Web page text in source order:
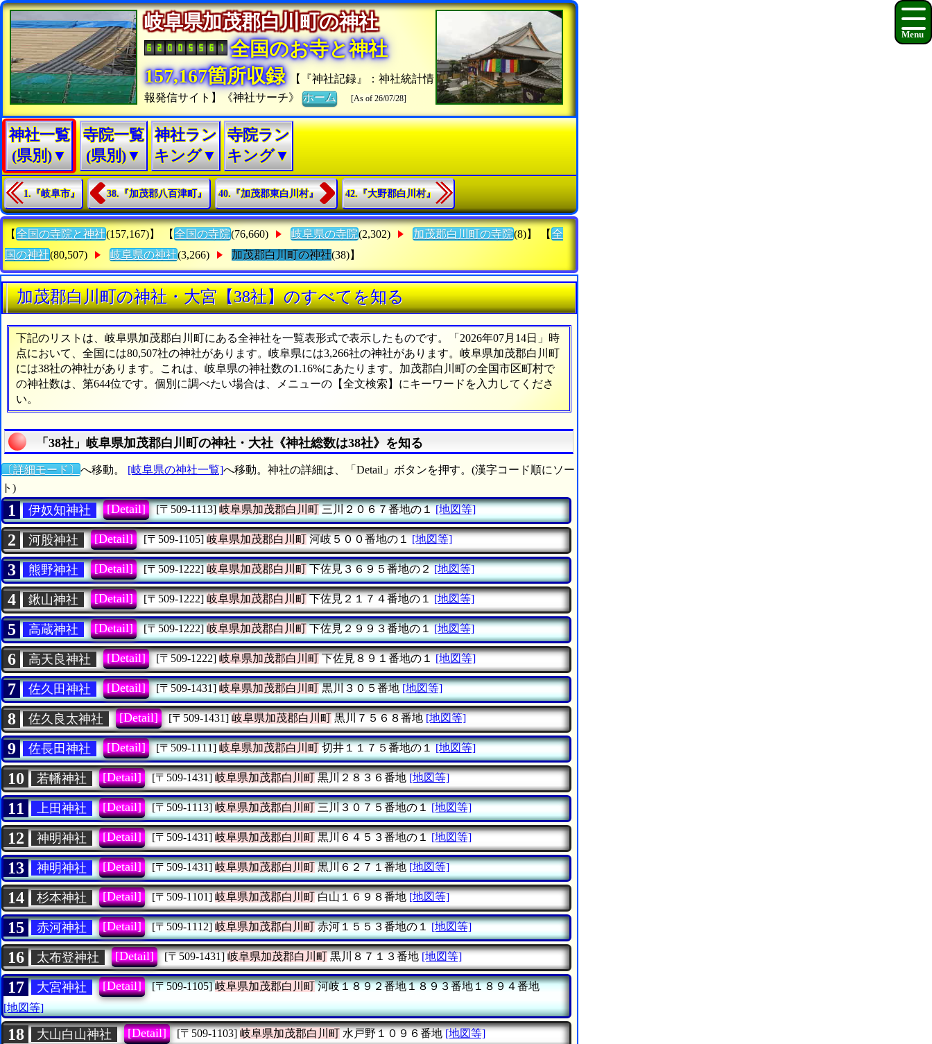
岐阜県加茂郡白川町の神社
全国のお寺と神社
157,167箇所収録
【『神社記録』：神社統計情
報発信サイト】《神社サーチ》ホーム [As of 26/07/28]
神社一覧
(県別)▼
寺院一覧
(県別)▼
神社ラン
キング▼
寺院ラン
キング▼
1.『岐阜市』 38.『加茂郡八百津町』 40.『加茂郡東白川村』 42.『大野郡白川村』
【 全国の寺院と神社(157,167)】 【 全国の寺院(76,660) 岐阜県の寺院(2,302) 加茂郡白川町の寺院(8)】 【 全
国の神社(80,507) 岐阜県の神社(3,266) 加茂郡白川町の神社(38)】
加茂郡白川町の神社・大宮【38社】のすべてを知る
下記のリストは、岐阜県加茂郡白川町にある全神社を一覧表形式で表示したものです。「2026年07月14日」時
点において、全国には80,507社の神社があります。岐阜県には3,266社の神社があります。岐阜県加茂郡白川町
には38社の神社があります。これは、岐阜県の神社数の1.16%にあたります。加茂郡白川町の全国市区町村で
の神社数は、第644位です。個別に調べたい場合は、メニューの【全文検索】にキーワードを入力してくださ
い。
「38社」岐阜県加茂郡白川町の神社・大社《神社総数は38社》を知る
〔詳細モード〕 へ移動。 [岐阜県の神社一覧]へ移動。神社の詳細は、「Detail」ボタンを押す。(漢字コード順にソー
ト)
1 伊奴知神社 [Detail] [〒509-1113] 岐阜県加茂郡白川町三川２０６７番地の１ [地図等]
2 河股神社 [Detail] [〒509-1105] 岐阜県加茂郡白川町河岐５００番地の１ [地図等]
3 熊野神社 [Detail] [〒509-1222] 岐阜県加茂郡白川町下佐見３６９５番地の２ [地図等]
4 鍬山神社 [Detail] [〒509-1222] 岐阜県加茂郡白川町下佐見２１７４番地の１ [地図等]
5 高蔵神社 [Detail] [〒509-1222] 岐阜県加茂郡白川町下佐見２９９３番地の１ [地図等]
6 高天良神社 [Detail] [〒509-1222] 岐阜県加茂郡白川町下佐見８９１番地の１ [地図等]
7 佐久田神社 [Detail] [〒509-1431] 岐阜県加茂郡白川町黒川３０５番地 [地図等]
8 佐久良太神社 [Detail] [〒509-1431] 岐阜県加茂郡白川町黒川７５６８番地 [地図等]
9 佐長田神社 [Detail] [〒509-1111] 岐阜県加茂郡白川町切井１１７５番地の１ [地図等]
10 若幡神社 [Detail] [〒509-1431] 岐阜県加茂郡白川町黒川２８３６番地 [地図等]
11 上田神社 [Detail] [〒509-1113] 岐阜県加茂郡白川町三川３０７５番地の１ [地図等]
12 神明神社 [Detail] [〒509-1431] 岐阜県加茂郡白川町黒川６４５３番地の１ [地図等]
13 神明神社 [Detail] [〒509-1431] 岐阜県加茂郡白川町黒川６２７１番地 [地図等]
14 杉本神社 [Detail] [〒509-1101] 岐阜県加茂郡白川町白山１６９８番地 [地図等]
15 赤河神社 [Detail] [〒509-1112] 岐阜県加茂郡白川町赤河１５５３番地の１ [地図等]
16 太布登神社 [Detail] [〒509-1431] 岐阜県加茂郡白川町黒川８７１３番地 [地図等]
17 大宮神社 [Detail] [〒509-1105] 岐阜県加茂郡白川町河岐１８９２番地１８９３番地１８９４番地
[地図等]
18 大山白山神社 [Detail] [〒509-1103] 岐阜県加茂郡白川町水戸野１０９６番地 [地図等]